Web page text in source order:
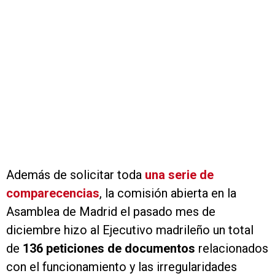
Además de solicitar toda una serie de
comparecencias, la comisión abierta en la
Asamblea de Madrid el pasado mes de
diciembre hizo al Ejecutivo madrileño un total
de 136 peticiones de documentos relacionados
con el funcionamiento y las irregularidades